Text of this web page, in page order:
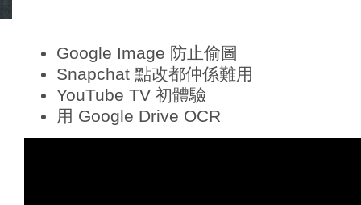
Google Image 防止偷圖
Snapchat 點改都仲係難用
YouTube TV 初體驗
用 Google Drive OCR